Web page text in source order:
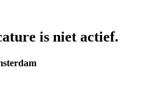
is niet actief.